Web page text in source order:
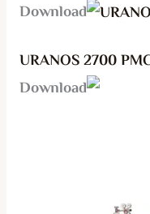
URANOS 2700